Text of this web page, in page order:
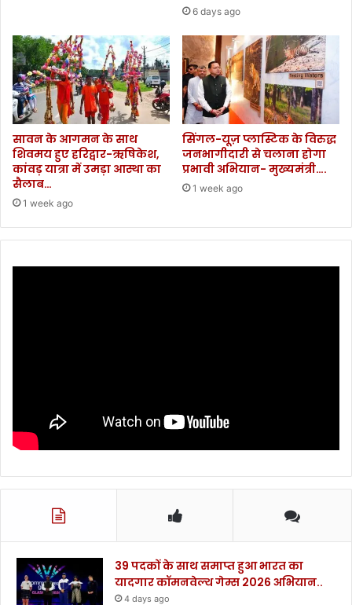
की
मौ
त
6 days ago
सावन के आगमन के साथ
शिवमय हुए हरिद्वार-ऋषिकेश,
कांवड़ यात्रा में उमड़ा आस्था का
सैलाब…
1 week ago
सिंगल-यूज़ प्लास्टिक के विरुद्ध
जनभागीदारी से चलाना होगा
प्रभावी अभियान- मुख्यमंत्री….
1 week ago
39 पदकों के साथ समाप्त हुआ भारत का
यादगार कॉमनवेल्थ गेम्स 2026 अभियान..
4 days ago